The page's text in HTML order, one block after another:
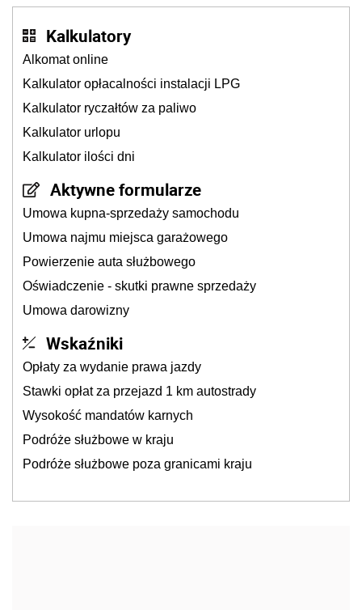
Kalkulatory
Alkomat online
Kalkulator opłacalności instalacji LPG
Kalkulator ryczałtów za paliwo
Kalkulator urlopu
Kalkulator ilości dni
Aktywne formularze
Umowa kupna-sprzedaży samochodu
Umowa najmu miejsca garażowego
Powierzenie auta służbowego
Oświadczenie - skutki prawne sprzedaży
Umowa darowizny
Wskaźniki
Opłaty za wydanie prawa jazdy
Stawki opłat za przejazd 1 km autostrady
Wysokość mandatów karnych
Podróże służbowe w kraju
Podróże służbowe poza granicami kraju